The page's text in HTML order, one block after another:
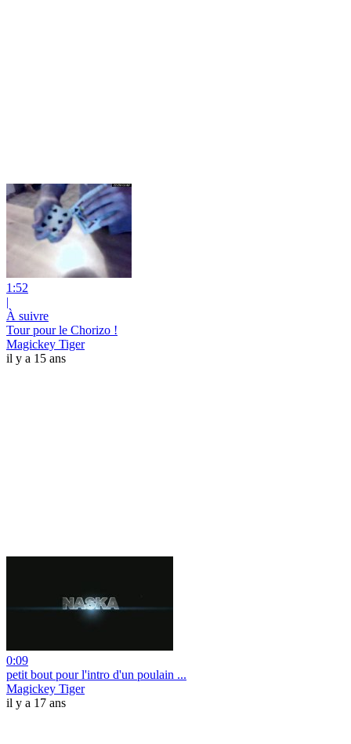
1:52
|
À suivre
Tour pour le Chorizo !
Magickey Tiger
il y a 15 ans
0:09
petit bout pour l'intro d'un poulain ...
Magickey Tiger
il y a 17 ans